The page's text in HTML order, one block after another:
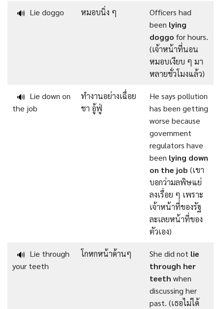
🔊 Lie doggo หมอบนิ่ง ๆ
Officers had
been lying
doggo for hours.
(เจ้าหน้าที่นอน
หมอบเงียบ ๆ มา
หลายชั่วโมงแล้ว)
🔊 Lie down on
the job
ทำงานอย่างเฉื่อย
ชา อู้ฟู่
He says pollution
has been getting
worse because
government
regulators have
been lying down
on the job (เขา
บอกว่ามลพิษแย่
ลงเรื่อย ๆ เพราะ
เจ้าหน้าที่ของรัฐ
ละเลยหน้าที่ของ
ตัวเอง)
🔊 Lie through
your teeth
โกหกหน้าด้านๆ She did not lie
through her
teeth when
discussing her
past. (เธอไม่ได้